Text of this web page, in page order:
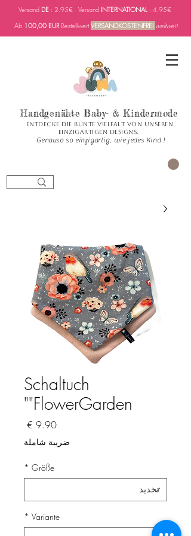
Versand DE : 2.95€ Versand INTERNATIONAL : 4.95€
Ab 100,00 EURBestellwertVERSANDKOSTENFREI weltweit
Handgenähte Baby- & Kindermode
Entdecke die bunte Vielfalt von unseren
einzigartigen Designs.
Genauso so einzigartig, wie jedes Kind !
Schaltuch
"FlowerGarden"
السعر
ضريبة شاملة
Größe
*
Variante
*